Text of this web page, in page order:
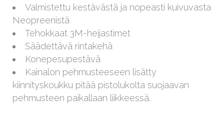
Valmistettu kestävästä ja nopeasti kuivuvasta
Neopreenistä
Tehokkaat 3M-heijastimet
Säädettävä rintakehä
Konepesupestävä
Kainalon pehmusteeseen lisätty
kiinnityskoukku pitää pistolukolta suojaavan
pehmusteen paikallaan liikkeessä.